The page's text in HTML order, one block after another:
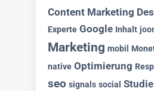
Content Marketing
Experte Google Inhalt
Marketing mobil
native Optimierung
seo signals social Studie